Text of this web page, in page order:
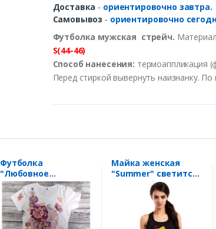
Доставка - ориентировочно завтра.
Самовывоз - ориентировочно
Футболка мужская стрейч.
S(44-46)
Способ нанесения: термоаппликация
Перед стиркой вывернуть наизнанку.
Футболка
"Любовное
настроение"
роспись SALE
Майка женская
"Summer" светится
в УФ SALE